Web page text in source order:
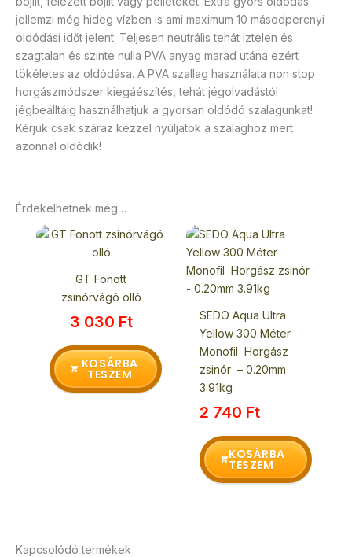
jellemzi még hideg vízben is ami maximum 10 másodpercnyi
oldódási időt jelent. Teljesen neutrális tehát iztelen és
szagtalan és szinte nulla PVA anyag marad utána ezért
tökéletes az oldódása. A PVA szallag használata non stop
horgászmódszer kiegáészítés, tehát jégolvadástól
jégbeálltáig használhatjuk a gyorsan oldódó szalagunkat!
Kérjük csak száraz kézzel nyúljatok a szalaghoz mert
azonnal oldódik!
Érdekelhetnek még…
GT Fonott
zsinórvágó olló
3 030 Ft
KOSÁRBA
TESZEM
SEDO Aqua Ultra
Yellow 300 Méter
Monofil Horgász
zsinór – 0.20mm
3.91kg
2 740 Ft
KOSÁRBA
TESZEM
Kapcsolódó termékek